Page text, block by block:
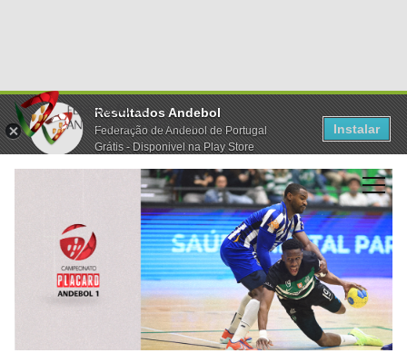
Resultados Andebol
Federação de Andebol de Portugal
Grátis - Disponivel na Play Store
Instalar